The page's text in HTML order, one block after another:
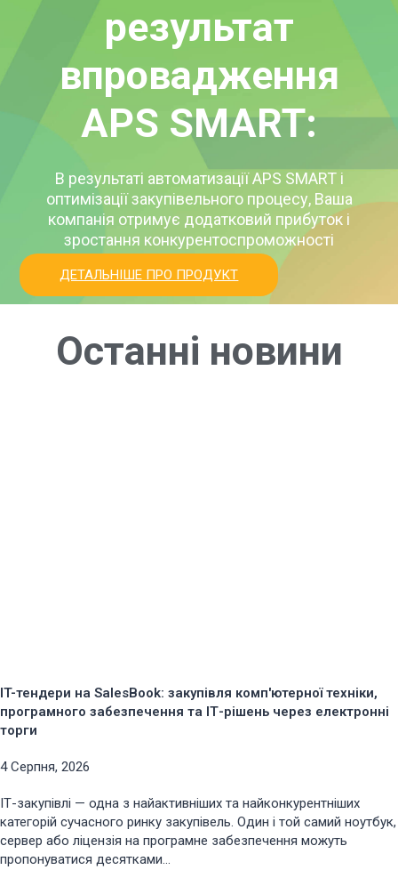
результат
впровадження
APS SMART:
В результаті автоматизації APS SMART і
оптимізації закупівельного процесу, Ваша
компанія отримує додатковий прибуток і
зростання конкурентоспроможності
ДЕТАЛЬНІШЕ ПРО ПРОДУКТ
Останні новини
IT-тендери на SalesBook: закупівля комп'ютерної техніки,
програмного забезпечення та ІТ-рішень через електронні
торги
4 Серпня, 2026
ІТ-закупівлі — одна з найактивніших та найконкурентніших
категорій сучасного ринку закупівель. Один і той самий ноутбук,
сервер або ліцензія на програмне забезпечення можуть
пропонуватися десятками...